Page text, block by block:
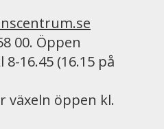
00. Öppen
16.45 (16.15 på
växeln öppen kl.